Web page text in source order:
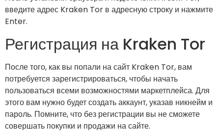
введите адрес Kraken Tor в адресную строку и нажмите
Enter.
Регистрация на Kraken Tor
После того, как вы попали на сайт Kraken Tor, вам
потребуется зарегистрироваться, чтобы начать
пользоваться всеми возможностями маркетплейса. Для
этого вам нужно будет создать аккаунт, указав никнейм и
пароль. Помните, что без регистрации вы не сможете
совершать покупки и продажи на сайте.